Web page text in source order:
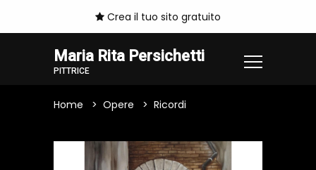
Crea il tuo sito gratuito
Maria Rita Persichetti
PITTRICE
Home Opere Ricordi